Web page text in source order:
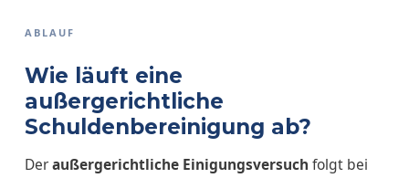
ABLAUF
Wie läuft eine
außergerichtliche
Schuldenbereinigung ab?
Deraußergerichtliche Einigungsversuch folgt bei